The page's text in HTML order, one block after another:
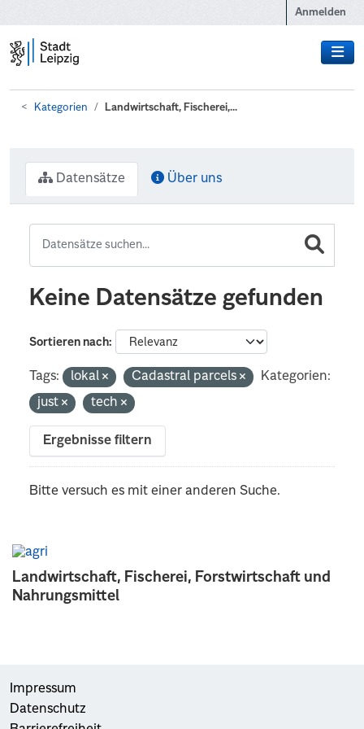
Anmelden
Kategorien Landwirtschaft, Fischerei,...
Landwirtschaft, Fischerei, Forstwirtschaft und
Nahrungsmittel
Datensätze Über uns
Keine Datensätze gefunden
Sortieren nach
Tags: lokal Cadastral parcels
Kategorien:
just
tech
Ergebnisse filtern
Bitte versuch es mit einer anderen Suche.
Impressum
Datenschutz